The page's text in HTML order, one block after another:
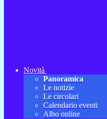
Novità
Panoramica
Le notizie
Le circolari
Calendario eventi
Albo online